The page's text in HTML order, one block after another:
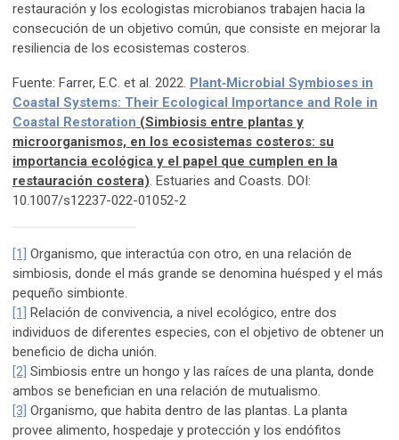
restauración y los ecologistas microbianos trabajen hacia la
consecución de un objetivo común, que consiste en mejorar la
resiliencia de los ecosistemas costeros.
Fuente: Farrer, E.C. et al. 2022. Plant‑Microbial Symbioses in
Coastal Systems: Their Ecological Importance and Role in
Coastal Restoration (Simbiosis entre plantas y
microorganismos, en los ecosistemas costeros: su
importancia ecológica y el papel que cumplen en la
restauración costera). Estuaries and Coasts. DOI:
10.1007/s12237-022-01052-2
[1]
Organismo, que interactúa con otro, en una relación de
simbiosis, donde el más grande se denomina huésped y el más
pequeño simbionte.
[1]
Relación de convivencia, a nivel ecológico, entre dos
individuos de diferentes especies, con el objetivo de obtener un
beneficio de dicha unión.
[2] Simbiosis entre un hongo y las raíces de una planta, donde
ambos se benefician en una relación de mutualismo.
[3] Organismo, que habita dentro de las plantas. La planta
provee alimento, hospedaje y protección y los endófitos